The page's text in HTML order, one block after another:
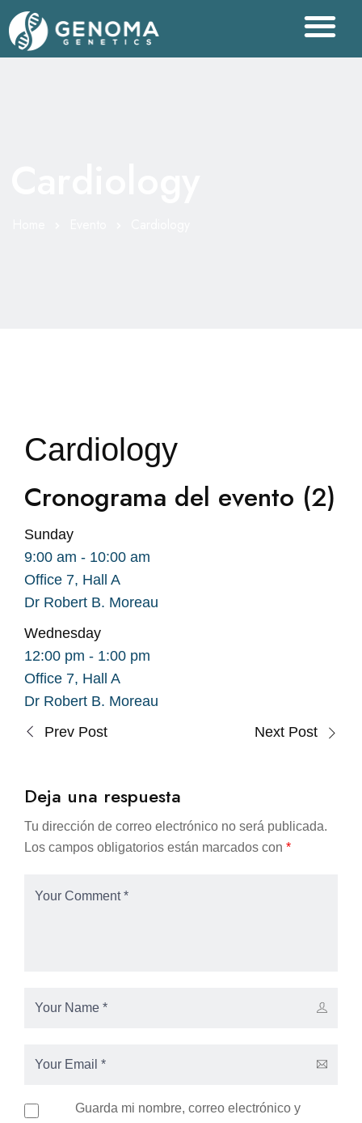
Cardiology
Cronograma del evento (2)
Sunday
9:00 am - 10:00 am
Office 7, Hall A
Dr Robert B. Moreau
Wednesday
12:00 pm - 1:00 pm
Office 7, Hall A
Dr Robert B. Moreau
Prev Post
Next Post
Deja una respuesta
Tu dirección de correo electrónico no será publicada.
Los campos obligatorios están marcados con *
Guarda mi nombre, correo electrónico y